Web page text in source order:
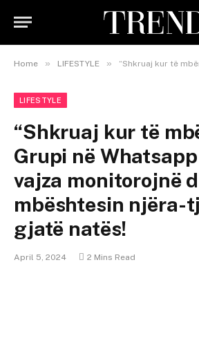
Home » LIFESTYLE » “Shkruaj kur të mbërrish”/ Grupi në Whatsapp ku
LIFESTYLE
“Shkruaj kur të
Grupi në
vajza monitorojnë
mbështesin njëra-
gjatë natës!
April 5, 2024 2 Mins Read